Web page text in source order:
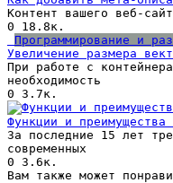
Контент вашего веб-
0
18.8к.
Программирование и
Увеличение размера
При работе с
необходимость
0 3.7к.
Функции и преимущества
За последние 15 лет
современных
0 3.6к.
Вам также может